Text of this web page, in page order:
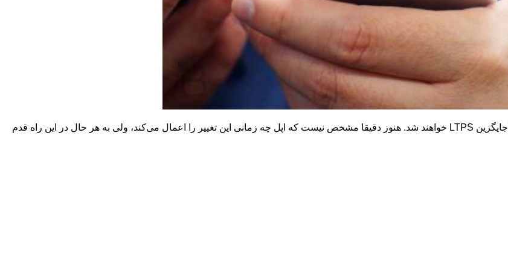
جایگزین LTPS خواهند شد. هنوز دقیقا مشخص نیست که اپل چه زمانی این تغییر را اعمال می‌کند، ولی به هر حال در این راه قدم